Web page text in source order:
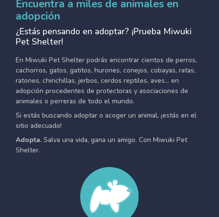
Encuentra a miles de animales en
adopción
¿Estás pensando en adoptar? ¡Prueba Miwuki
Pet Shelter!
En Miwuki Pet Shelter podrás encontrar cientos de perros,
cachorros, gatos, gatitos, hurones, conejos, cobayas, ratas,
ratones, chinchillas, jerbos, cerdos reptiles, aves... en
adopción procedentes de protectoras y asociaciones de
animales o perreras de todo el mundo.
Si estás buscando adoptar o acoger un animal, ¡estás en el
sitio adecuado!
Adopta. Salva una vida, gana un amigo. Con Miwuki Pet
Shelter.